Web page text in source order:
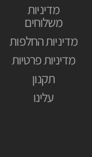
מדיניות
משלוחים
מדיניות החלפות
מדיניות פרטיות
תקנון
עלינו